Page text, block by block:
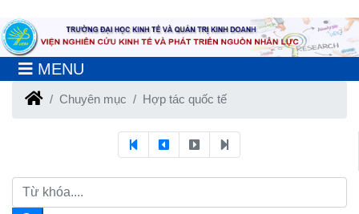
MENU
Chuyên mục Hợp tác quốc tế